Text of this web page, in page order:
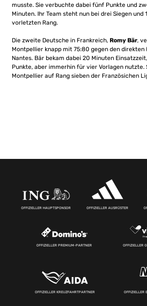
musste. Sie verbuchte dabei fünf Punkte und
Minuten. Ihr Team steht nun bei drei Siegen und
vorletzten Rang.
Die zweite Deutsche in Frankreich, Romy Bär,
Montpellier knapp mit 75:80 gegen den direkten
Nantes. Bär bekam dabei 20 Minuten
Punkte, aber immerhin für vier Vorlagen nutzte.
Montpellier auf Rang sieben der Französichen
OFFIZIELLER HAUPTSPONSOR OFFIZIELLER AUSRÜSTER
OFFIZIELLER PREMIUM-PARTNER OFFIZIELLER
OFFIZIELLER KREUZFAHRTPARTNER OFFIZIELLER